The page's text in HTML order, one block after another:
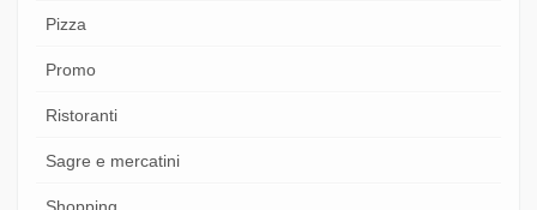
Pizza
Promo
Ristoranti
Sagre e mercatini
Shopping